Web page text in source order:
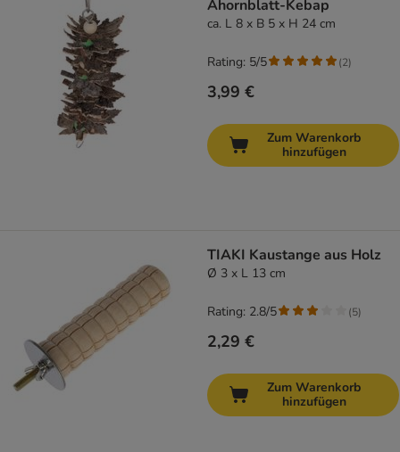
Ahornblatt-Kebap
ca. L 8 x B 5 x H 24 cm
3,99 €
Rating: 5/5 (2)
Zum Warenkorb
hinzufügen
TIAKI Kaustange aus Holz
Ø 3 x L 13 cm
2,29 €
Rating: 2.8/5 (5)
Zum Warenkorb
hinzufügen